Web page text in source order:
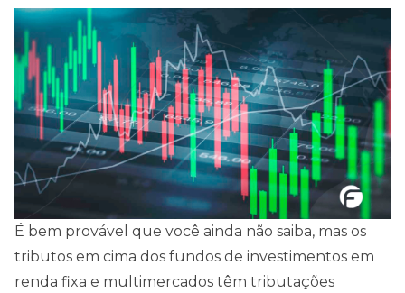
É bem provável que você ainda não saiba, mas os
tributos em cima dos fundos de investimentos em
renda fixa e multimercados têm tributações